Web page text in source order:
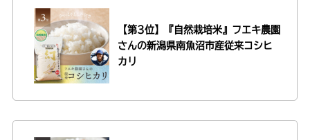
【第3位】『自然栽培米』フエキ農園
さんの新潟県南魚沼市産従来コシヒ
カリ